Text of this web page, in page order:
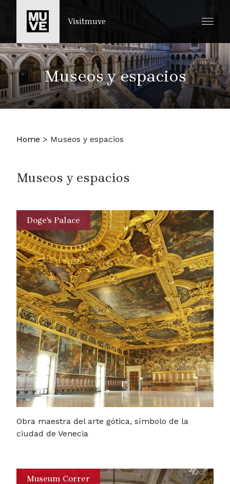
IR AL CONTENIDO PRINCIPAL
Visitmuve
Museos y espacios
Home > Museos y espacios
Museos y espacios
Doge's Palace
Obra maestra del arte gótica, símbolo de la
ciudad de Venecia
Museum Correr